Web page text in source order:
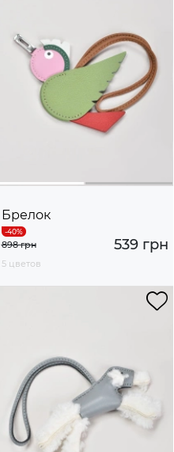
Брелок
539 грн
898 грн
5 цветов